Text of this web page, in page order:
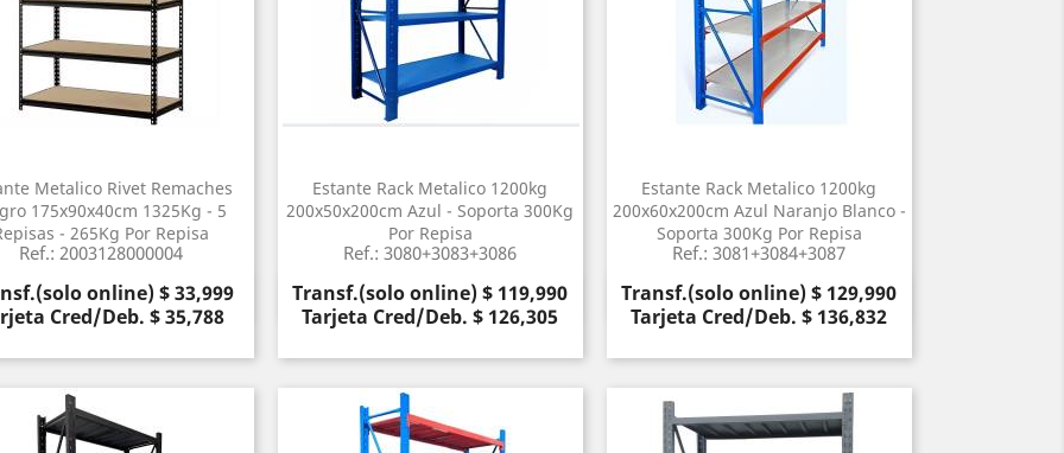
Metalico Rivet Remaches
175x90x40cm 1325Kg - 5
- 265Kg Por Repisa
Ref.: 2003128000004
online) $ 33,999
Cred/Deb. $ 35,788
Vista rápida
Estante Rack Metalico 1200kg
200x50x200cm Azul - Soporta 300Kg
Por Repisa
Ref.: 3080+3083+3086
Precio
Transf.(solo online) $ 119,990
Tarjeta Cred/Deb. $ 126,305
Vista rápida
Estante Rack Metalico 1200kg
200x60x200cm Azul Naranjo Blanco -
Soporta 300Kg Por Repisa
Ref.: 3081+3084+3087
Precio
Transf.(solo online) $ 129,990
Tarjeta Cred/Deb. $ 136,832
Vista rápida